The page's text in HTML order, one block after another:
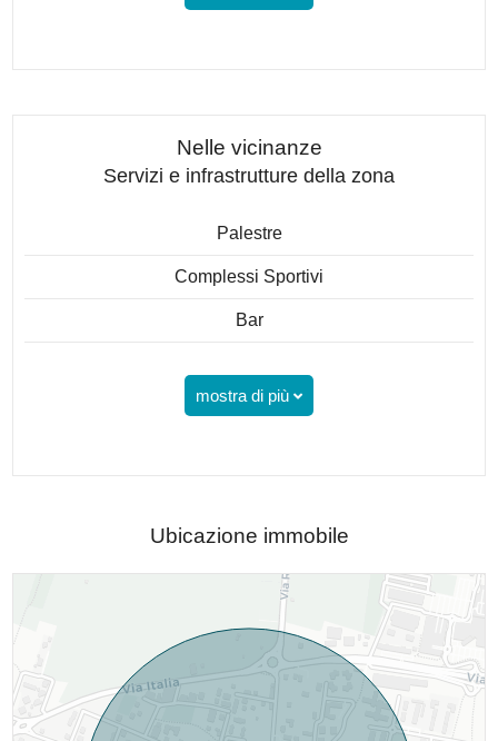
Nelle vicinanze
Servizi e infrastrutture della zona
Palestre
Complessi Sportivi
Bar
mostra di più
Ubicazione immobile